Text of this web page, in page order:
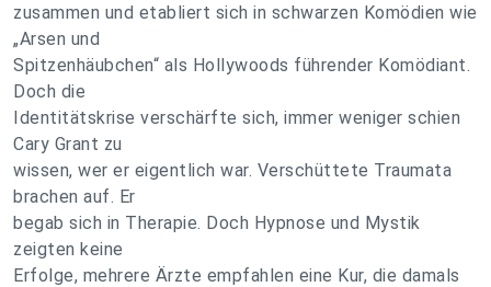
zusammen und etabliert sich in schwarzen Komödien wie
„Arsen und
Spitzenhäubchen“ als Hollywoods führender Komödiant.
Doch die
Identitätskrise verschärfte sich, immer weniger schien
Cary Grant zu
wissen, wer er eigentlich war. Verschüttete Traumata
brachen auf. Er
begab sich in Therapie. Doch Hypnose und Mystik
zeigten keine
Erfolge, mehrere Ärzte empfahlen eine Kur, die damals